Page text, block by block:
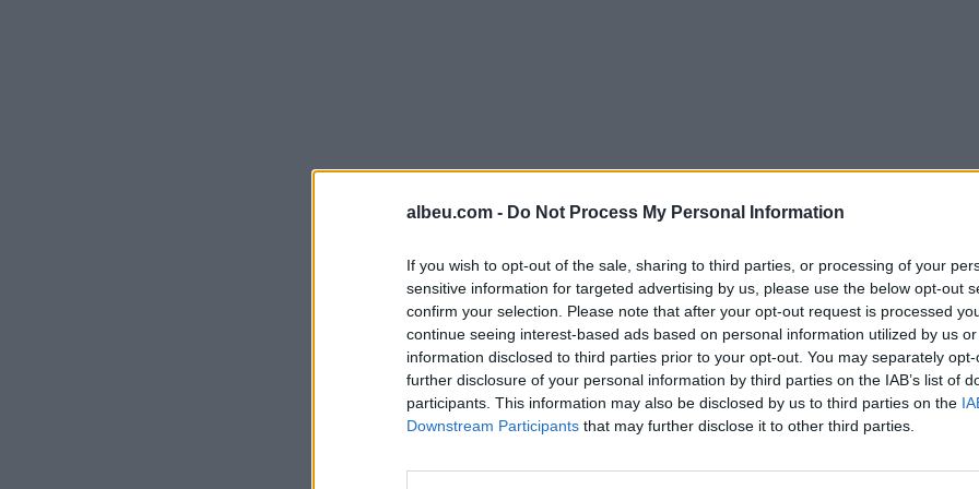
albeu.com - Do Not Process My Personal Information
If you wish to opt-out of the sale, sharing to third parties, or processing of your
sensitive information for targeted advertising by us, please use the below opt-out
confirm your selection. Please note that after your opt-out request is processed
continue seeing interest-based ads based on personal information utilized by us
information disclosed to third parties prior to your opt-out. You may separately
further disclosure of your personal information by third parties on the IAB’s list of
participants. This information may also be disclosed by us to third parties on the
Downstream Participants that may further disclose it to other third parties.